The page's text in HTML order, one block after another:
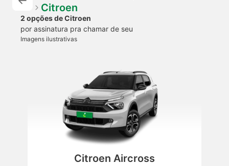
Citroen
2 opções de Citroen
por assinatura pra chamar de seu
Imagens ilustrativas
Citroen Aircross